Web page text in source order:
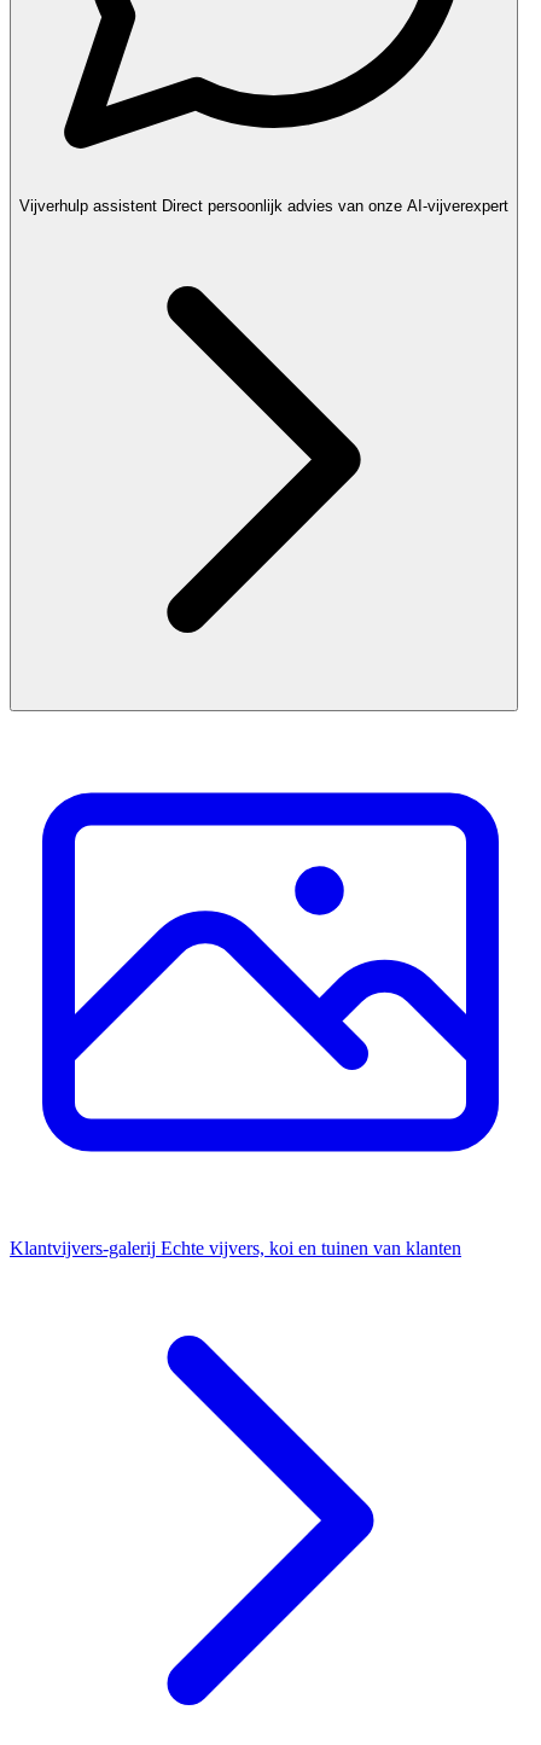
Vijverhulp assistent Direct persoonlijk advies van onze AI-vijverexpert
Klantvijvers-galerij Echte vijvers, koi en tuinen van klanten